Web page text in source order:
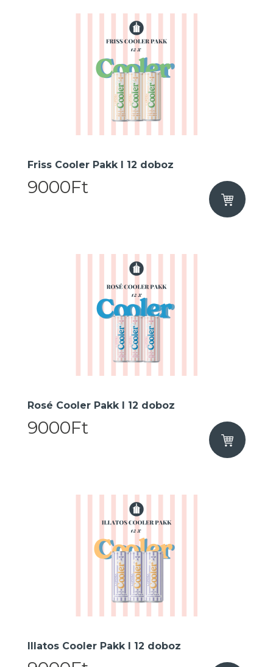
Friss Cooler Pakk I 12 doboz
9000Ft
Rosé Cooler Pakk I 12 doboz
9000Ft
Illatos Cooler Pakk I 12 doboz